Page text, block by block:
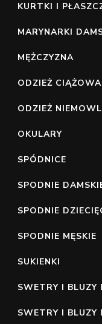
KURTKI I
MARYNARKI
MĘŻCZYZNA
ODZIEŻ CIĄŻOWA
ODZIEŻ
OKULARY
SPÓDNICE
SPODNIE
SPODNIE
SPODNIE MĘSKIE
SUKIENKI
SWETRY I BLUZY
SWETRY I BLUZY